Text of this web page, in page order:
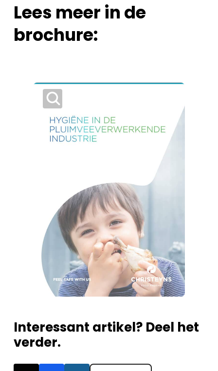
Lees meer in de
brochure:
Interessant artikel? Deel het
verder.